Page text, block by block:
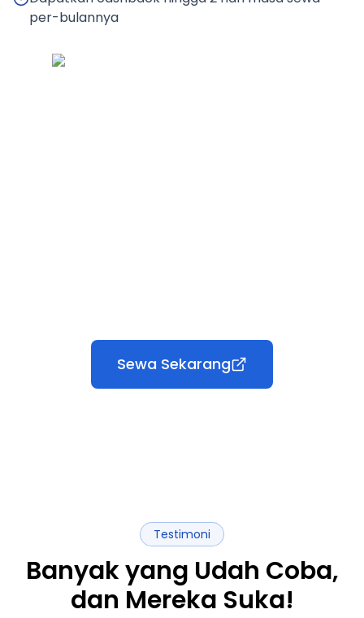
per-bulannya
Sewa Sekarang
Testimoni
Banyak yang Udah Coba,
dan Mereka Suka!